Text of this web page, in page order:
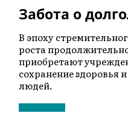
Забота о
В эпоху
роста
приобретают
сохранение здоровья
людей.